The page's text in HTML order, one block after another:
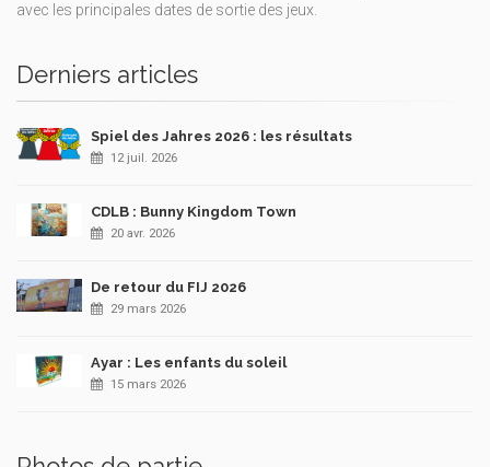
avec les principales dates de sortie des jeux.
Derniers articles
Spiel des Jahres 2026 : les résultats
12 juil. 2026
CDLB : Bunny Kingdom Town
20 avr. 2026
De retour du FIJ 2026
29 mars 2026
Ayar : Les enfants du soleil
15 mars 2026